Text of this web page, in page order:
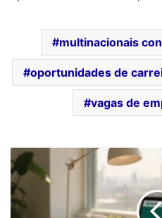
multinacionais
oportunidades de
vagas de